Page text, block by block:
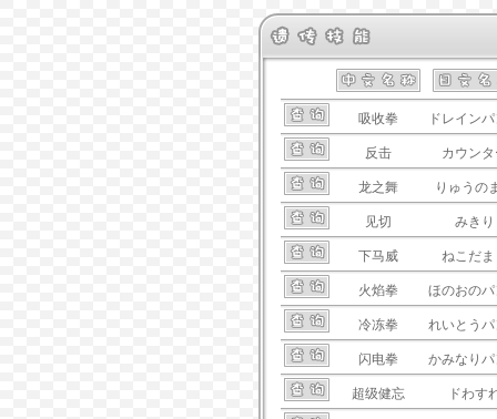
吸收拳 ドレイン
反击 カウン
龙之舞 りゅうの
见切 みきり
下马威 ねこだ
火焰拳 ほのおの
冷冻拳 れいとう
闪电拳 かみなり
超级健忘 ドわす